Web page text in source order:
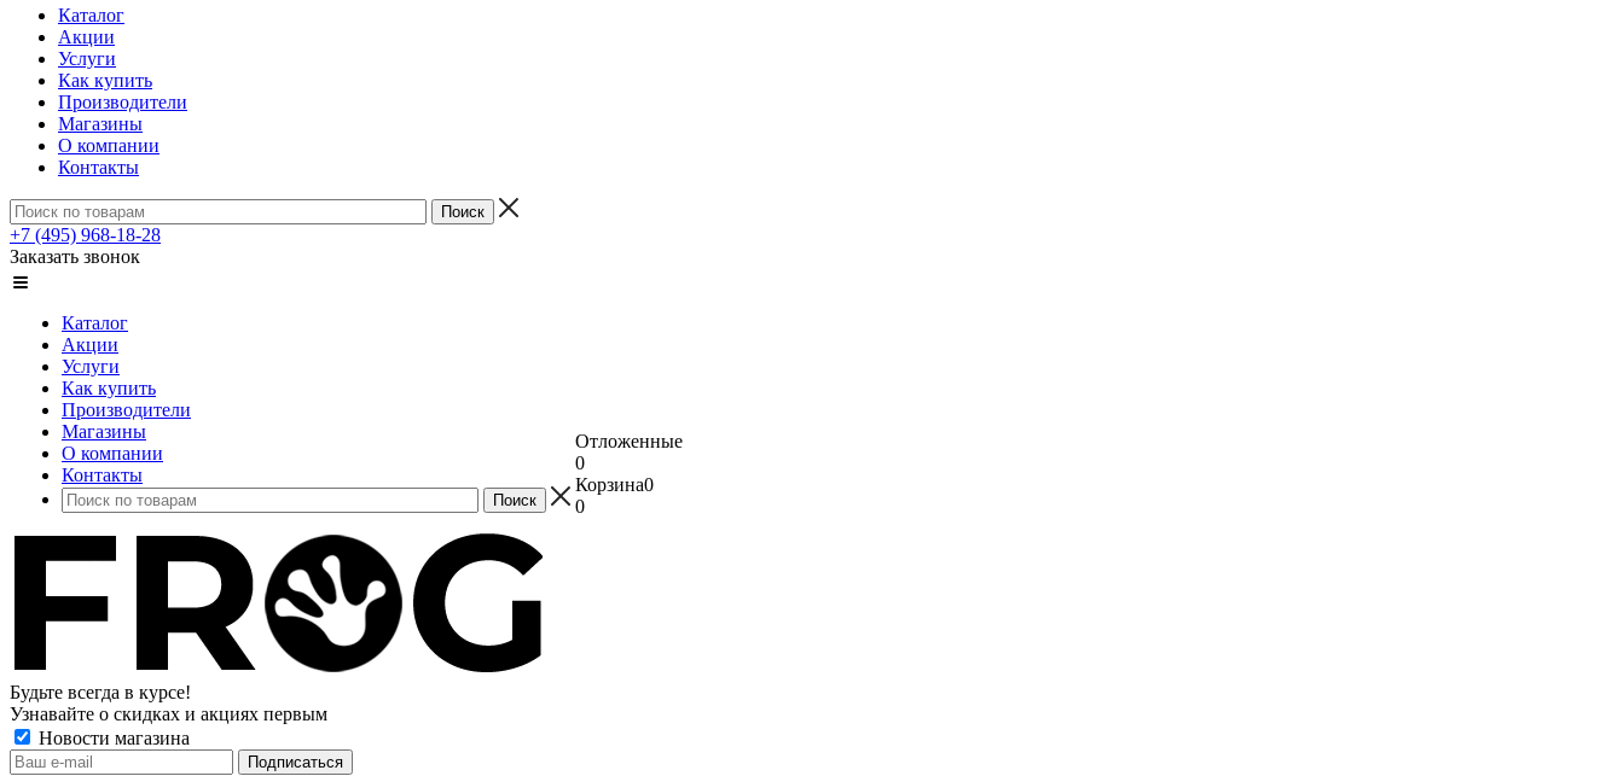
Каталог
Акции
Услуги
Как купить
Производители
Магазины
О компании
Контакты
+7 (495) 968-18-28
Заказать звонок
Каталог
Акции
Услуги
Как купить
Производители
Магазины
О компании
Контакты
Отложенные
0
Корзина0
0
Будьте всегда в курсе!
Узнавайте о скидках и акциях первым
Новости магазина